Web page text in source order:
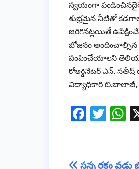
స్వయంగా
శుభ్రమైన నీటితో
జరిగినట్లయితే
భోజనం
పంపించేయాలని
కోఆర్డినేటర్ ఎన్.
విద్యాధికారి బి.బాలాజీ,
F
e
T
er s
సన్న రకం